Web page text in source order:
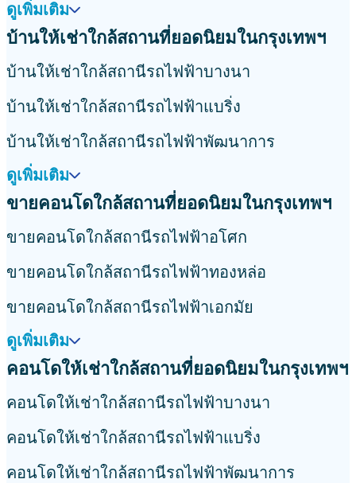
ดูเพิ่มเติม
บ้านให้เช่าใกล้สถานที่ยอดนิยมในกรุงเทพฯ
บ้านให้เช่าใกล้สถานีรถไฟฟ้าบางนา
บ้านให้เช่าใกล้สถานีรถไฟฟ้าแบริ่ง
บ้านให้เช่าใกล้สถานีรถไฟฟ้าพัฒนาการ
ดูเพิ่มเติม
ขายคอนโดใกล้สถานที่ยอดนิยมในกรุงเทพฯ
ขายคอนโดใกล้สถานีรถไฟฟ้าอโศก
ขายคอนโดใกล้สถานีรถไฟฟ้าทองหล่อ
ขายคอนโดใกล้สถานีรถไฟฟ้าเอกมัย
ดูเพิ่มเติม
คอนโดให้เช่าใกล้สถานที่ยอดนิยมในกรุงเทพฯ
คอนโดให้เช่าใกล้สถานีรถไฟฟ้าบางนา
คอนโดให้เช่าใกล้สถานีรถไฟฟ้าแบริ่ง
คอนโดให้เช่าใกล้สถานีรถไฟฟ้าพัฒนาการ